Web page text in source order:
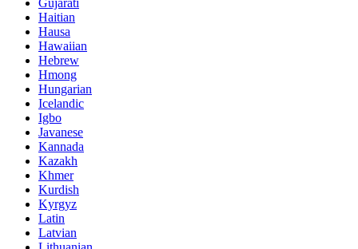
Gujarati
Haitian
Hausa
Hawaiian
Hebrew
Hmong
Hungarian
Icelandic
Igbo
Javanese
Kannada
Kazakh
Khmer
Kurdish
Kyrgyz
Latin
Latvian